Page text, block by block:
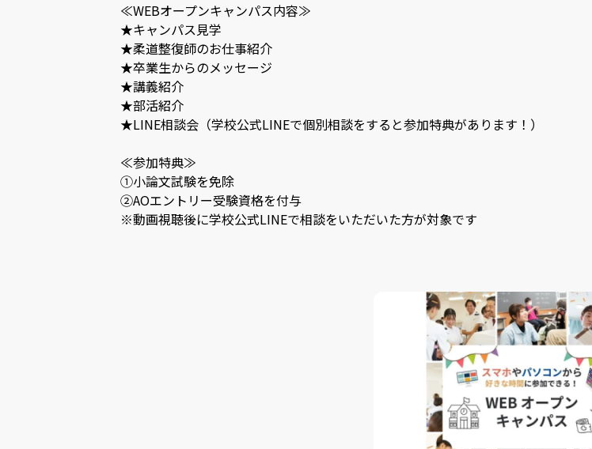
≪WEBオープンキャンパス内容≫
★キャンパス見学
★柔道整復師のお仕事紹介
★卒業生からのメッセージ
★講義紹介
★部活紹介
★LINE相談会（学校公式LINEで個別相談をすると参加特典があります！）
≪参加特典≫
①小論文試験を免除
②AOエントリー受験資格を付与
※動画視聴後に学校公式LINEで相談をいただいた方が対象です